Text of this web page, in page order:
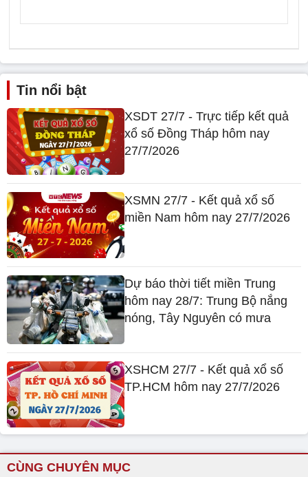
Tin nổi bật
XSDT 27/7 - Trực tiếp kết quả
xổ số Đồng Tháp hôm nay
27/7/2026
XSMN 27/7 - Kết quả xổ số
miền Nam hôm nay 27/7/2026
Dự báo thời tiết miền Trung
hôm nay 28/7: Trung Bộ nắng
nóng, Tây Nguyên có mưa
XSHCM 27/7 - Kết quả xổ số
TP.HCM hôm nay 27/7/2026
CÙNG CHUYÊN MỤC